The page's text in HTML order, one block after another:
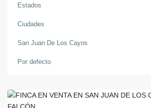
Estados
Ciudades
San Juan De Los Cayos
Por defecto
Juan
Los